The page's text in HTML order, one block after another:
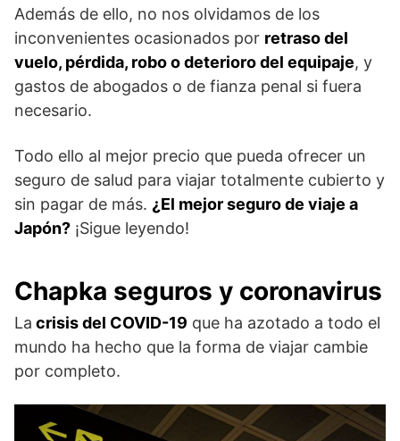
Además de ello, no nos olvidamos de los
inconvenientes ocasionados por retraso del
vuelo, pérdida, robo o deterioro del equipaje, y
gastos de abogados o de fianza penal si fuera
necesario.
Todo ello al mejor precio que pueda ofrecer un
seguro de salud para viajar totalmente cubierto y
sin pagar de más. ¿El mejor seguro de viaje a
Japón? ¡Sigue leyendo!
Chapka seguros y coronavirus
La crisis del COVID-19 que ha azotado a todo el
mundo ha hecho que la forma de viajar cambie
por completo.